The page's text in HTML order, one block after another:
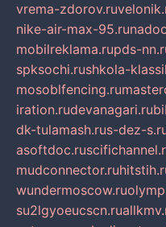
vrema-zdorov.ru
nike-air-max-95.ru
mobilreklama.rupds-
spksochi.rushkola-
mosoblfencing.ru
iration.rudevanagari.ru
dk-tulamash.rus-dez-
asoftdoc.ru
mudconnector.ru
wundermoscow.ru
su2lgyoeucscn.ru